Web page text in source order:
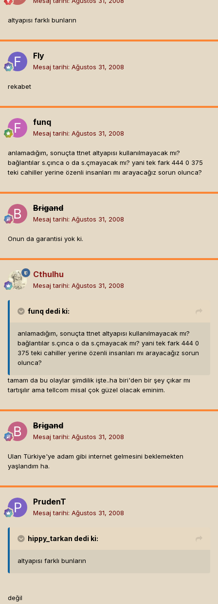
altyapısı farklı bunların
Fly
Mesaj tarihi: Ağustos 31, 2008
rekabet
funq
Mesaj tarihi: Ağustos 31, 2008
anlamadığım, sonuçta ttnet altyapısı kullanılmayacak mı?
bağlantılar s.çınca o da s.çmayacak mı? yani tek fark 444 0 375
teki cahiller yerine özenli insanları mı arayacağız sorun olunca?
Brigand
Mesaj tarihi: Ağustos 31, 2008
Onun da garantisi yok ki.
Cthulhu
Mesaj tarihi: Ağustos 31, 2008
funq dedi ki:
anlamadığım, sonuçta ttnet altyapısı kullanılmayacak mı?
bağlantılar s.çınca o da s.çmayacak mı? yani tek fark 444 0
375 teki cahiller yerine özenli insanları mı arayacağız sorun
olunca?
tamam da bu olaylar şimdilik işte..ha biri'den bir şey çıkar mı
tartışılır ama tellcom misal çok güzel olacak eminim.
Brigand
Mesaj tarihi: Ağustos 31, 2008
Ulan Türkiye'ye adam gibi internet gelmesini beklemekten
yaşlandım ha.
PrudenT
Mesaj tarihi: Ağustos 31, 2008
hippy_tarkan dedi ki:
altyapısı farklı bunların
değil